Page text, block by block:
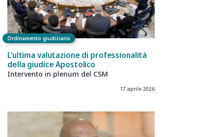
Ordinamento giudiziario
L’ultima valutazione di professionalità
della giudice Apostolico
Intervento in plenum del CSM
17 aprile 2026